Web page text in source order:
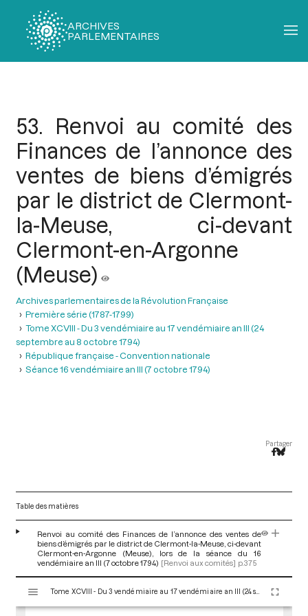
ARCHIVES
PARLEMENTAIRES
53. Renvoi au comité des
Finances de l’annonce des
ventes de biens d’émigrés
par le district de Clermont-
la-Meuse, ci-devant
Clermont-en-Argonne
(Meuse)
Archives parlementaires de la Révolution Française
Première série (1787-1799)
Tome XCVIII - Du 3 vendémiaire au 17 vendémiaire an III (24
septembre au 8 octobre 1794)
République française - Convention nationale
Séance 16 vendémiaire an III (7 octobre 1794)
Partager
Table des matières
Renvoi au comité des Finances de l’annonce des ventes de
biens d’émigrés par le district de Clermont-la-Meuse, ci-devant
Clermont-en-Argonne (Meuse), lors de la séance du 16
vendémiaire an III (7 octobre 1794) [Renvoi aux comités] p.375
s